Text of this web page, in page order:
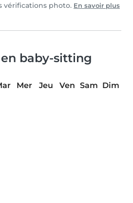
vérifications photo. En savoir plus
en baby-sitting
Mer Jeu Ven Sam Dim